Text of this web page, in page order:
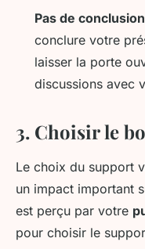
Pas de
conclure votre
laisser la porte
discussions avec
3. Choisir le
Le choix du support
un impact important
est perçu par votre
pour choisir le